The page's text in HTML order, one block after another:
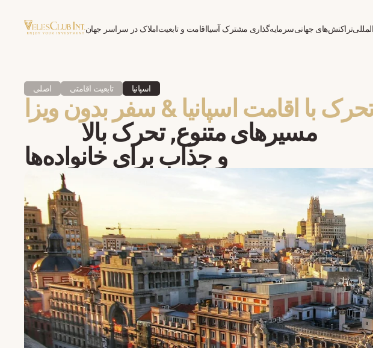
املاک در سراسر جهاناقامت و تابعیتسرمایه‌گذاری مشترک آسیاتراکنش‌های جهانی
اصلی تابعیت اقامتی اسپانیا
با اقامت اسپانیا & سفر بدون ویزا
مسیرهای متنوع, تحرک بالا
و جذاب برای خانواده‌ها